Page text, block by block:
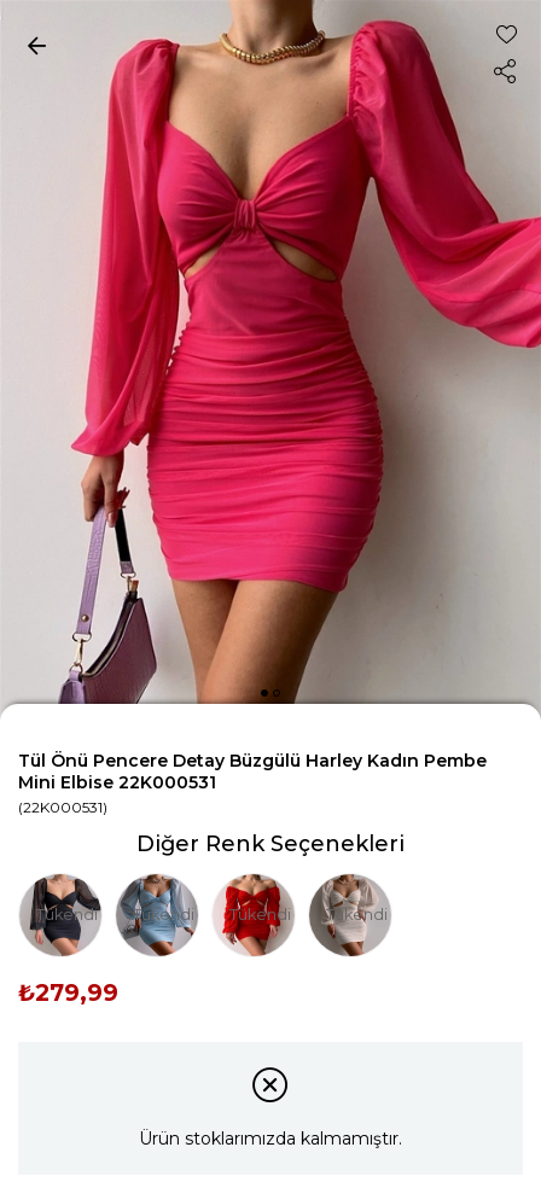
Tül Önü Pencere Detay Büzgülü Harley Kadın Pembe
Mini Elbise 22K000531
(22K000531)
Diğer Renk Seçenekleri
Tükendi Tükendi Tükendi Tükendi
₺279,99
Ürün stoklarımızda kalmamıştır.